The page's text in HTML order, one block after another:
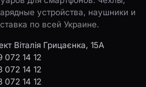
устройства, наушники и
по всей Украине.
Віталія Грицаєнка, 15А
072 14 12
072 14 12
072 14 12